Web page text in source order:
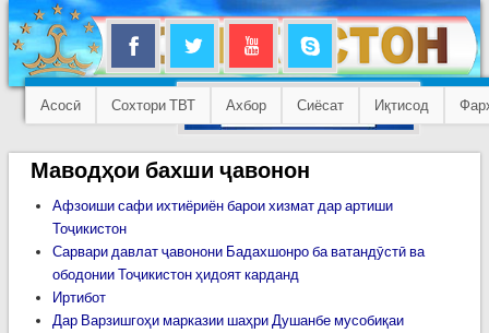
Асосӣ Сохтори ТВТ Ахбор Сиёсат Иқтисод
Маводҳои бахши ҷавонон
Афзоиши сафи ихтиёриён барои хизмат дар артиши
Тоҷикистон
Сарвари давлат ҷавонони Бадахшонро ба ватандӯстӣ ва
ободонии Тоҷикистон ҳидоят карданд
Иртибот
Дар Варзишгоҳи марказии шаҳри Душанбе мусобиқаи